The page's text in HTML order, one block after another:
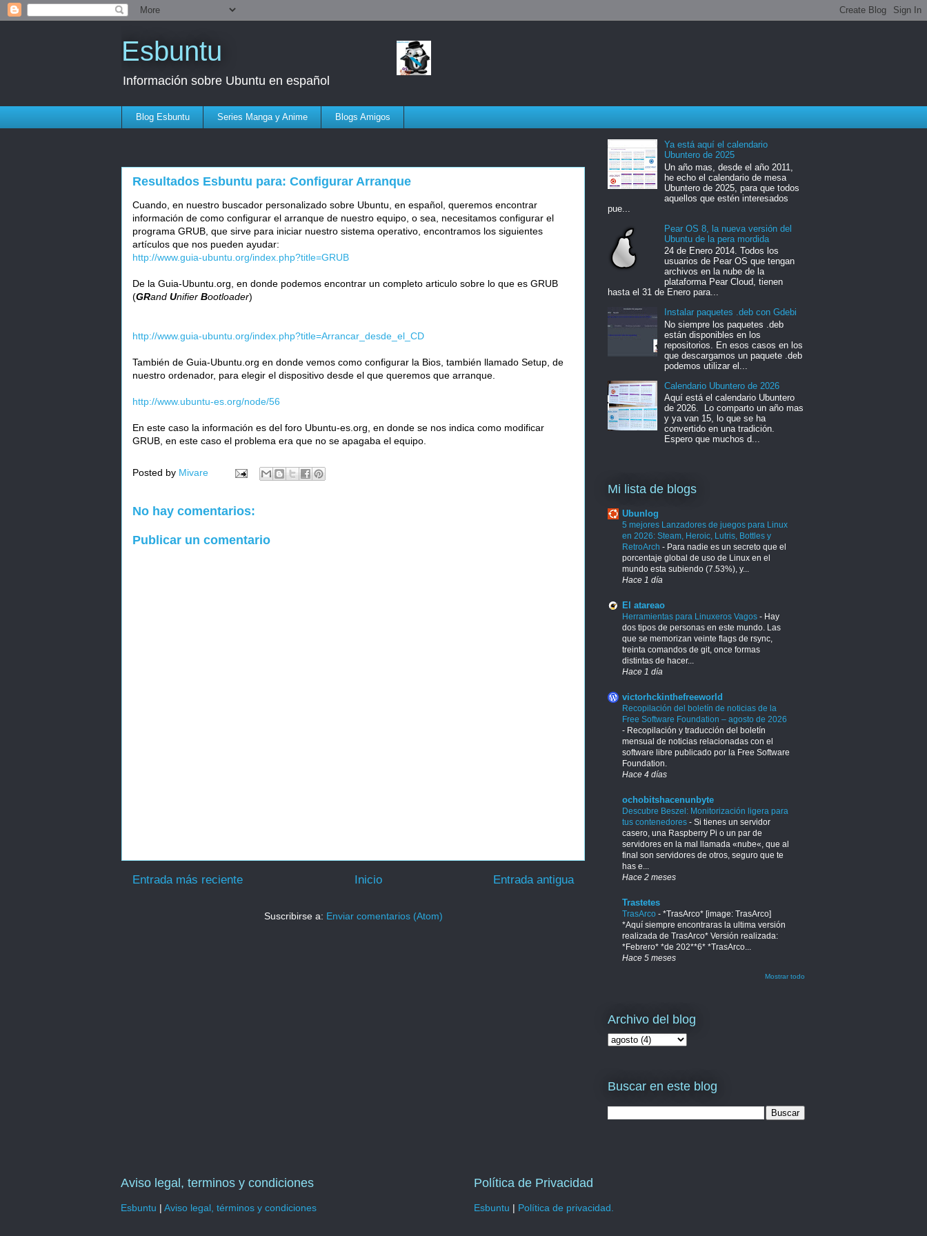
Esbuntu
Información sobre Ubuntu en español
Blog Esbuntu Series Manga y Anime Blogs Amigos
Resultados Esbuntu para: Configurar Arranque
Cuando, en nuestro buscador personalizado sobre Ubuntu, en español, queremos encontrar
información de como configurar el arranque de nuestro equipo, o sea, necesitamos configurar el
programa GRUB, que sirve para iniciar nuestro sistema operativo, encontramos los siguientes
artículos que nos pueden ayudar:
http://www.guia-ubuntu.org/index.php?title=GRUB
De la Guia-Ubuntu.org, en donde podemos encontrar un completo articulo sobre lo que es GRUB
(GRand Unifier Bootloader)
http://www.guia-ubuntu.org/index.php?title=Arrancar_desde_el_CD
También de Guia-Ubuntu.org en donde vemos como configurar la Bios, también llamado Setup, de
nuestro ordenador, para elegir el dispositivo desde el que queremos que arranque.
http://www.ubuntu-es.org/node/56
En este caso la información es del foro Ubuntu-es.org, en donde se nos indica como modificar
GRUB, en este caso el problema era que no se apagaba el equipo.
Posted by Mivare
No hay comentarios:
Publicar un comentario
Entrada más reciente Entrada antigua
Inicio
Suscribirse a: Enviar comentarios (Atom)
Ya está aquí el calendario
Ubuntero de 2025
Un año mas, desde el año 2011,
he echo el calendario de mesa
Ubuntero de 2025, para que todos
aquellos que estén interesados
pue...
Pear OS 8, la nueva versión del
Ubuntu de la pera mordida
24 de Enero 2014. Todos los
usuarios de Pear OS que tengan
archivos en la nube de la
plataforma Pear Cloud, tienen
hasta el 31 de Enero para...
Instalar paquetes .deb con Gdebi
No siempre los paquetes .deb
están disponibles en los
repositorios. En esos casos en los
que descargamos un paquete .deb
podemos utilizar el...
Calendario Ubuntero de 2026
Aquí está el calendario Ubuntero
de 2026. Lo comparto un año mas
y ya van 15, lo que se ha
convertido en una tradición.
Espero que muchos d...
Mi lista de blogs
Ubunlog
5 mejores Lanzadores de juegos para Linux
en 2026: Steam, Heroic, Lutris, Bottles y
RetroArch - Para nadie es un secreto que el
porcentaje global de uso de Linux en el
mundo esta subiendo (7.53%), y...
Hace 1 día
El atareao
Herramientas para Linuxeros Vagos - Hay
dos tipos de personas en este mundo. Las
que se memorizan veinte flags de rsync,
treinta comandos de git, once formas
distintas de hacer...
Hace 1 día
victorhckinthefreeworld
Recopilación del boletín de noticias de la
Free Software Foundation – agosto de 2026
- Recopilación y traducción del boletín
mensual de noticias relacionadas con el
software libre publicado por la Free Software
Foundation.
Hace 4 días
ochobitshacenunbyte
Descubre Beszel: Monitorización ligera para
tus contenedores - Si tienes un servidor
casero, una Raspberry Pi o un par de
servidores en la mal llamada «nube«, que al
final son servidores de otros, seguro que te
has e...
Hace 2 meses
Trastetes
TrasArco - *TrasArco* [image: TrasArco]
*Aquí siempre encontraras la ultima versión
realizada de TrasArco* Versión realizada:
*Febrero* *de 202**6* *TrasArco...
Hace 5 meses
Mostrar todo
Archivo del blog
Buscar en este blog
Aviso legal, terminos y condiciones
Esbuntu | Aviso legal, términos y condiciones
Política de Privacidad
Esbuntu | Política de privacidad.